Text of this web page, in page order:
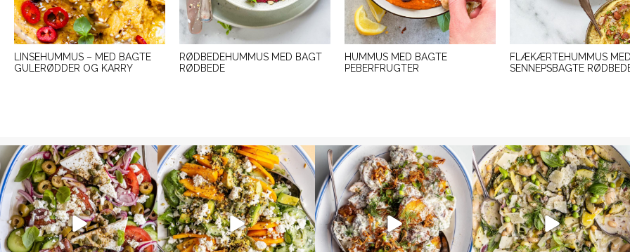
LINSEHUMMUS – MED BAGTE
GULERØDDER OG KARRY
RØDBEDEHUMMUS MED BAGT
RØDBEDE
HUMMUS MED BAGTE
PEBERFRUGTER
FLÆKÆRTEHUMMUS
SENNEPSBAGTE